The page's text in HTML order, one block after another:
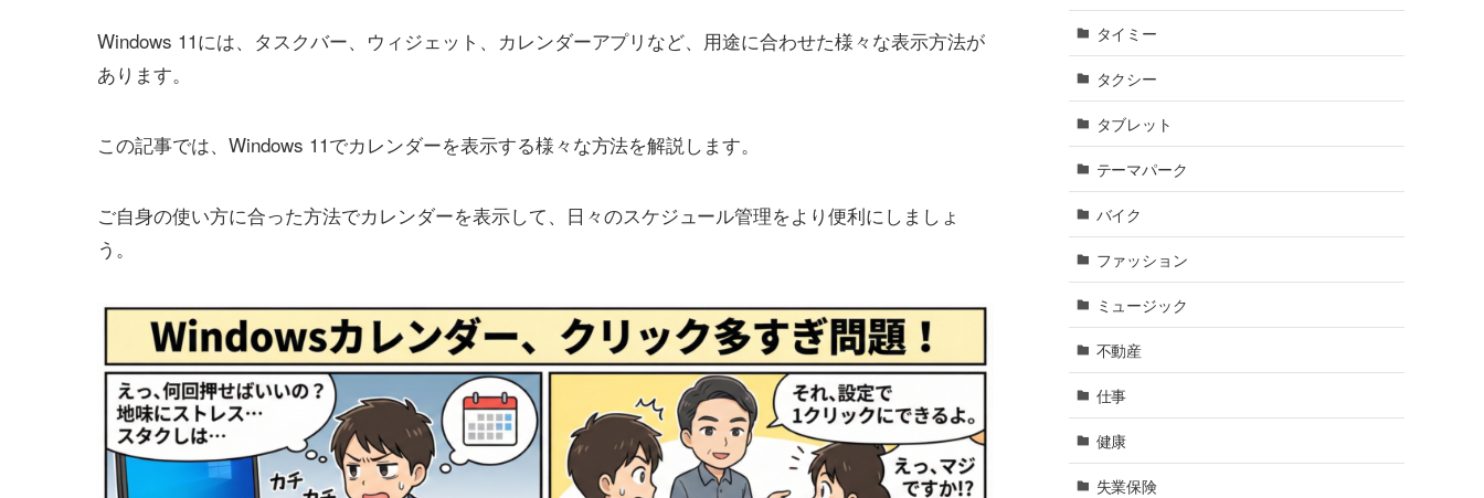
Windows 11には、タスクバー、ウィジェット、カレンダーアプリなど、用途に合わせた様々な表示方法が
あります。
この記事では、Windows 11でカレンダーを表示する様々な方法を解説します。
ご自身の使い方に合った方法でカレンダーを表示して、日々のスケジュール管理をより便利にしましょ
う。
タイミー
タクシー
タブレット
テーマパーク
バイク
ファッション
ミュージック
不動産
仕事
健康
失業保険